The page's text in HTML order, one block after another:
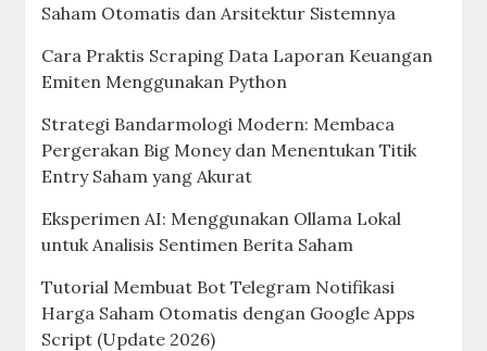
Saham Otomatis dan Arsitektur Sistemnya
Cara Praktis Scraping Data Laporan Keuangan
Emiten Menggunakan Python
Strategi Bandarmologi Modern: Membaca
Pergerakan Big Money dan Menentukan Titik
Entry Saham yang Akurat
Eksperimen AI: Menggunakan Ollama Lokal
untuk Analisis Sentimen Berita Saham
Tutorial Membuat Bot Telegram Notifikasi
Harga Saham Otomatis dengan Google Apps
Script (Update 2026)